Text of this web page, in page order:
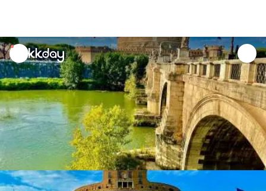
unread
notifications